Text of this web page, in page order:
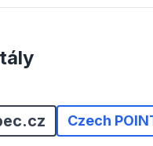
Czech